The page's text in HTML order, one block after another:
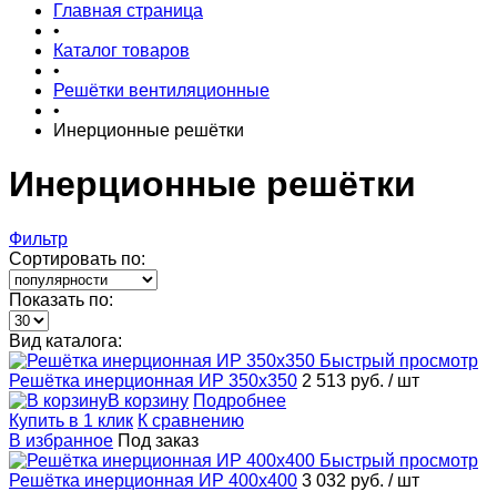
Главная страница
•
Каталог товаров
•
Решётки вентиляционные
•
Инерционные решётки
Инерционные решётки
Фильтр
Сортировать по:
Показать по:
Вид каталога:
Быстрый просмотр
Решётка инерционная ИР 350x350 2 513 руб. / шт
В корзину Подробнее
Купить в 1 клик К сравнению
В избранное Под заказ
Быстрый просмотр
Решётка инерционная ИР 400x400 3 032 руб. / шт